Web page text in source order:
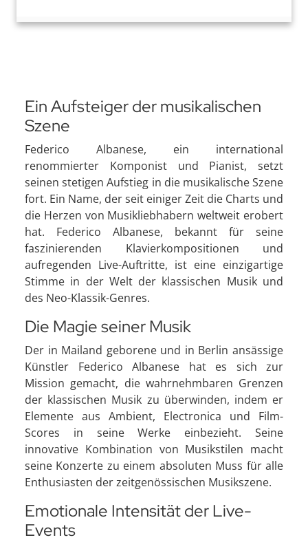
Ein Aufsteiger der musikalischen
Szene
Federico Albanese, ein international
renommierter Komponist und Pianist, setzt
seinen stetigen Aufstieg in die musikalische Szene
fort. Ein Name, der seit einiger Zeit die Charts und
die Herzen von Musikliebhabern weltweit erobert
hat. Federico Albanese, bekannt für seine
faszinierenden Klavierkompositionen und
aufregenden Live-Auftritte, ist eine einzigartige
Stimme in der Welt der klassischen Musik und
des Neo-Klassik-Genres.
Die Magie seiner Musik
Der in Mailand geborene und in Berlin ansässige
Künstler Federico Albanese hat es sich zur
Mission gemacht, die wahrnehmbaren Grenzen
der klassischen Musik zu überwinden, indem er
Elemente aus Ambient, Electronica und Film-
Scores in seine Werke einbezieht. Seine
innovative Kombination von Musikstilen macht
seine Konzerte zu einem absoluten Muss für alle
Enthusiasten der zeitgenössischen Musikszene.
Emotionale Intensität der Live-
Events